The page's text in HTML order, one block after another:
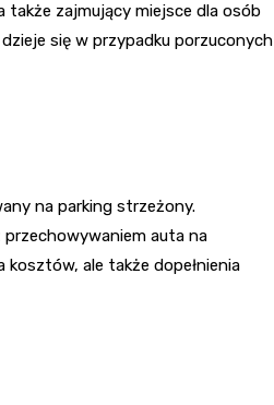
zajmujący miejsce dla osób
się w przypadku porzuconych
na parking strzeżony.
przechowywaniem auta na
ale także dopełnienia